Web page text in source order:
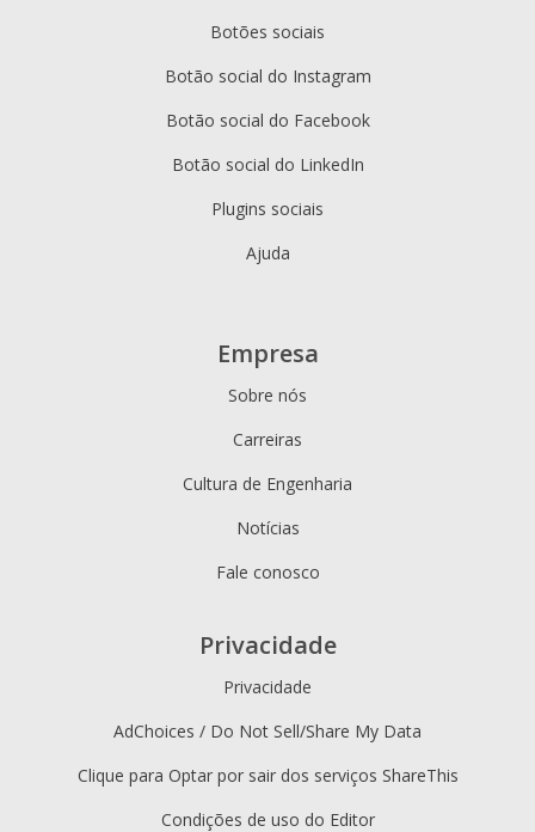
Botões sociais
Botão social do Instagram
Botão social do Facebook
Botão social do LinkedIn
Plugins sociais
Ajuda
Empresa
Sobre nós
Carreiras
Cultura de Engenharia
Notícias
Fale conosco
Privacidade
Privacidade
AdChoices / Do Not Sell/Share My Data
Clique para Optar por sair dos serviços ShareThis
Condições de uso do Editor